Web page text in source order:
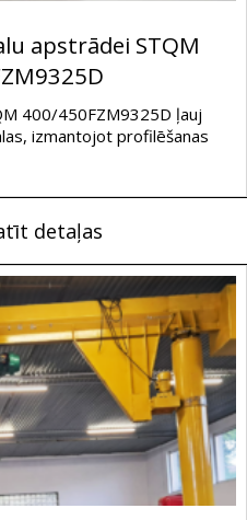
apstrādei STQM
400/450FZM9325D ļauj
izmantojot profilēšanas
detaļas